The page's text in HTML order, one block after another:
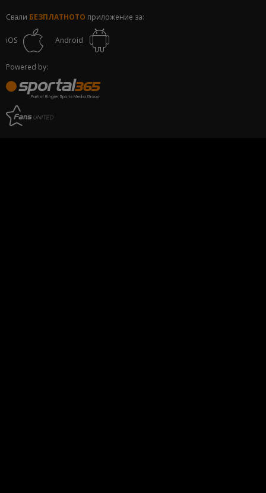
Свали БЕЗПЛАТНОТО приложение за:
iOS Android
Powered by: